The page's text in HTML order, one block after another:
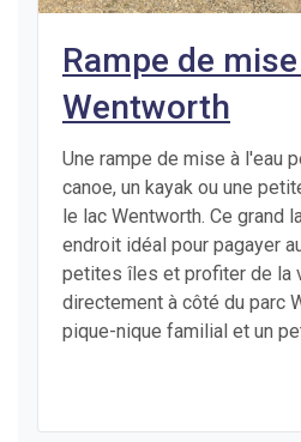
Rampe de
Wentworth
Une rampe de mise à l'eau
canoe, un kayak ou une
le lac Wentworth. Ce grand
endroit idéal pour pagayer
petites îles et profiter de la
directement à côté du parc
pique-nique familial et un